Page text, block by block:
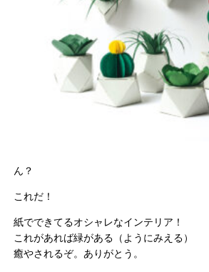
ん？
これだ！
紙でできてるオシャレなインテリア！
これがあれば緑がある（ようにみえる）
癒やされるぞ。ありがとう。